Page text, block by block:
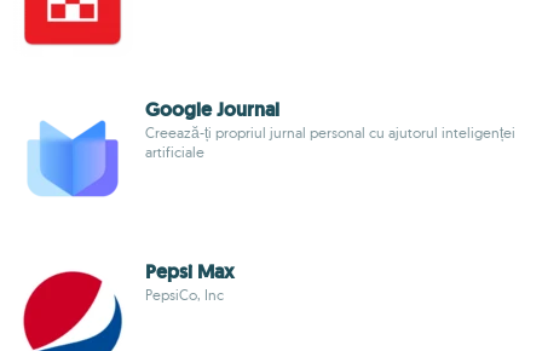
Google Journal
Creează-ți propriul jurnal personal cu ajutorul inteligenței
artificiale
Pepsi Max
PepsiCo, Inc